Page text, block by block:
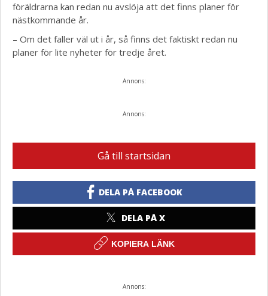
föräldrarna kan redan nu avslöja att det finns planer för
nästkommande år.
– Om det faller väl ut i år, så finns det faktiskt redan nu
planer för lite nyheter för tredje året.
Annons:
Annons:
Gå till startsidan
DELA PÅ FACEBOOK
DELA PÅ X
KOPIERA LÄNK
Annons: